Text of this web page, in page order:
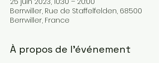
Berrwiller, Rue de Staffelfelden, 68500
Berrwiller, France
À propos de l'événement